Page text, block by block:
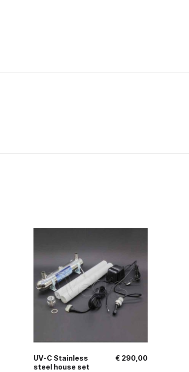
UV-C Stainless
steel house set
€ 290,00